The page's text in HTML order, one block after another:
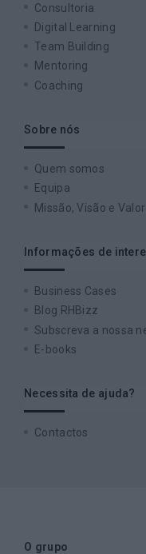
Consultoria
Digital Learning
Team Building
Mentoring
Coaching
Sobre nós
Quem somos
Equipa
Missão, Visão e
Informações de
Business Cases
Blog RHBizz
Subscreva a nossa
E-books
Necessita de ajuda?
Contactos
O grupo